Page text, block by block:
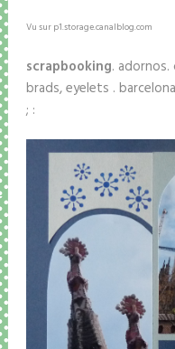
Vu sur p1.storage.canalblog.com
scrapbooking. adornos.
brads, eyelets .
; :